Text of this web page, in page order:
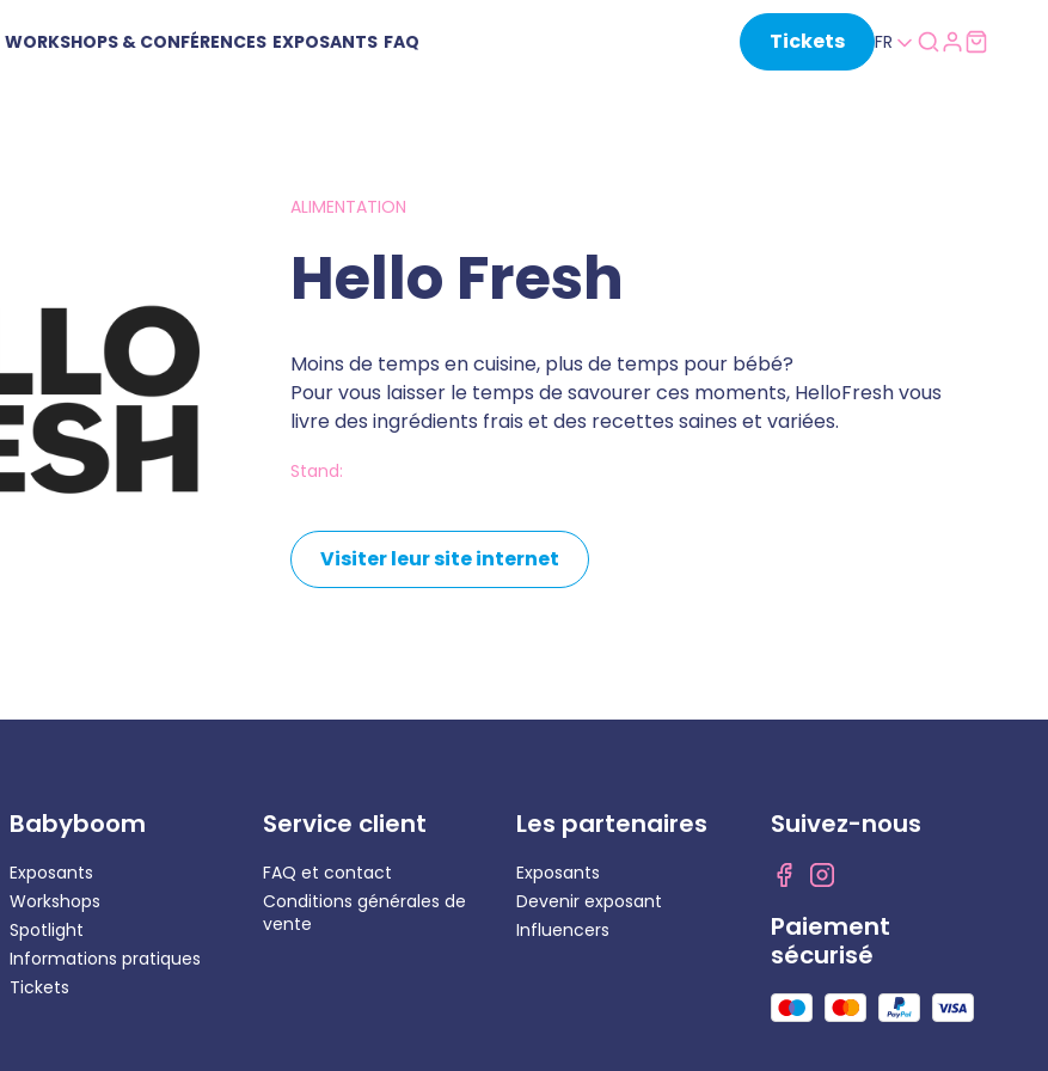
WORKSHOPS & CONFÉRENCES EXPOSANTS FAQ Tickets FR
ALIMENTATION
Hello Fresh
Moins de temps en cuisine, plus de temps pour bébé?
Pour vous laisser le temps de savourer ces moments, HelloFresh vous
livre des ingrédients frais et des recettes saines et variées.
Stand:
Visiter leur site internet
Babyboom
Exposants
Workshops
Spotlight
Informations pratiques
Tickets
Service client
FAQ et contact
Conditions générales de
vente
Les partenaires
Exposants
Devenir exposant
Influencers
Suivez-nous
Paiement
sécurisé